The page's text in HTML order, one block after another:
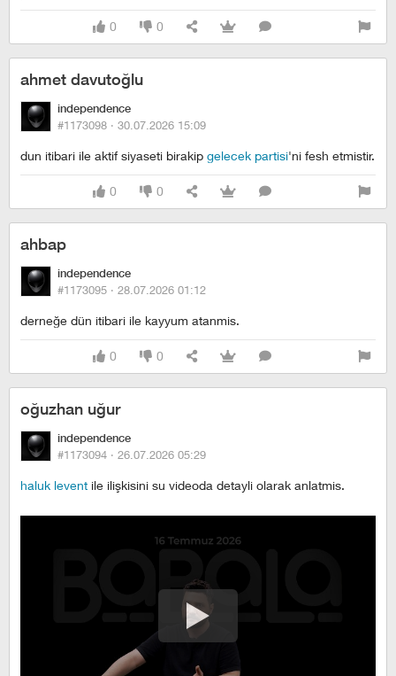
0 0
ahmet davutoğlu
independence
#1173098 · 30.07.2026 15:09
dun itibari ile aktif siyaseti birakip gelecek partisi'ni fesh etmistir.
0 0
ahbap
independence
#1173095 · 28.07.2026 01:12
derneğe dün itibari ile kayyum atanmis.
0 0
oğuzhan uğur
independence
#1173094 · 26.07.2026 05:29
haluk levent ile ilişkisini su videoda detayli olarak anlatmis.